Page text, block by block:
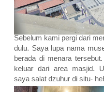
Sebelum kami pergi dari
dulu. Saya lupa nama
berada di menara
keluar dari area masjid.
saya salat dzuhur di situ-